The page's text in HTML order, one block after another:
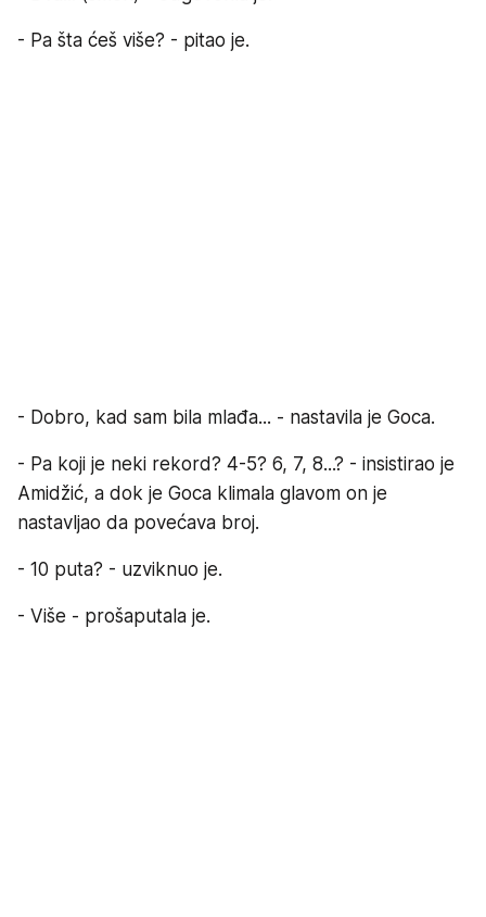
- Pa šta ćeš više? - pitao je.
- Dobro, kad sam bila mlađa... - nastavila je Goca.
- Pa koji je neki rekord? 4-5? 6, 7, 8...? - insistirao je
Amidžić, a dok je Goca klimala glavom on je
nastavljao da povećava broj.
- 10 puta? - uzviknuo je.
- Više - prošaputala je.